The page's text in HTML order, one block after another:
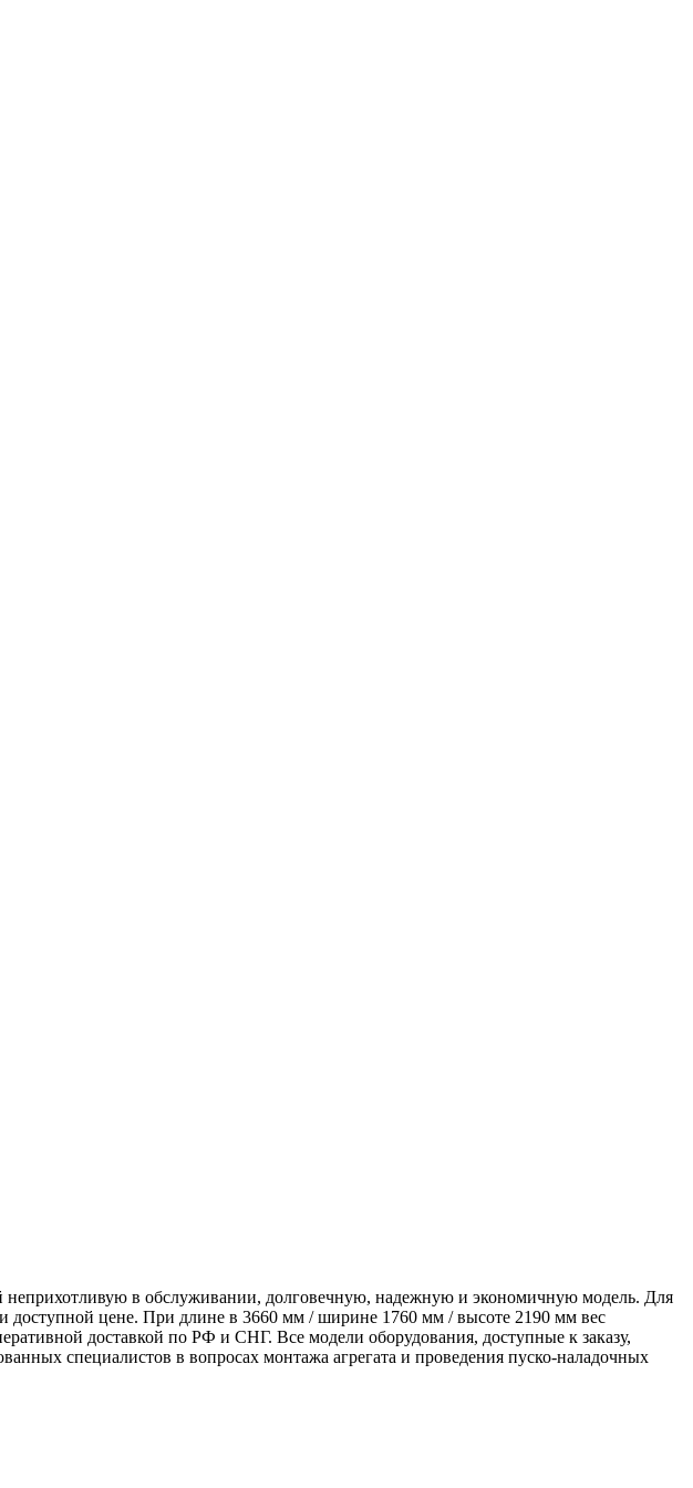
неприхотливую в обслуживании, долговечную, надежную и экономичную модель. Для
доступной цене. При длине в 3660 мм / ширине 1760 мм / высоте 2190 мм вес
доставкой по РФ и СНГ. Все модели оборудования, доступные к заказу,
специалистов в вопросах монтажа агрегата и проведения пуско-наладочных